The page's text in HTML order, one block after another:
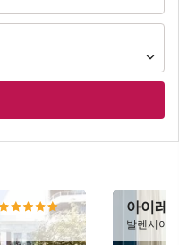
아이레
발렌시아,